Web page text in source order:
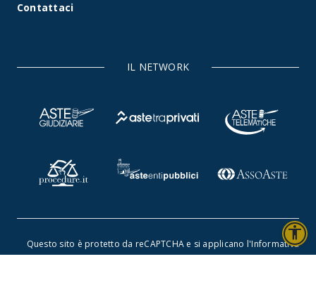
Contattaci
IL NETWORK
Questo sito è protetto da reCAPTCHA e si applicano l'Informativa
accessibility